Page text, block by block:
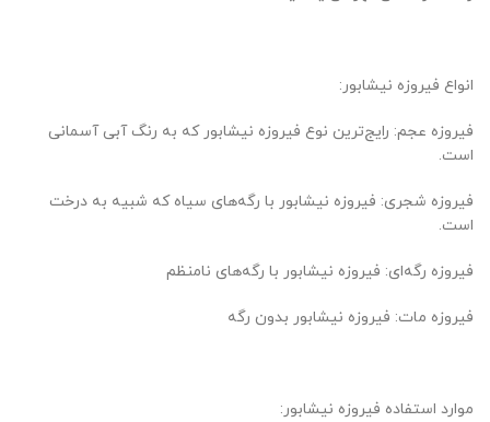
انواع فیروزه نیشابور:
فیروزه عجم: رایج‌ترین نوع فیروزه نیشابور که به رنگ آبی آسمانی
است.
فیروزه شجری: فیروزه نیشابور با رگه‌های سیاه که شبیه به درخت
است.
فیروزه رگه‌ای: فیروزه نیشابور با رگه‌های نامنظم
فیروزه مات: فیروزه نیشابور بدون رگه
موارد استفاده فیروزه نیشابور: